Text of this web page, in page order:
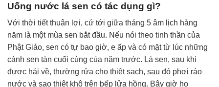
Uống nước lá sen có tác dụng gì?
Với thời tiết thuận lợi, cứ tới giữa tháng 5 âm lịch hàng
năm là một mùa sen bắt đầu. Nếu nói theo tinh thần của
Phật Giáo, sen có tự bao giờ, e ấp và có mặt từ lúc những
cánh sen tàn cuối cùng của năm trước. Lá sen, sau khi
được hái về, thường rửa cho thiệt sạch, sau đó phơi ráo
nước và sao thiệt khô trên bếp lửa hồng. Bây giờ họ